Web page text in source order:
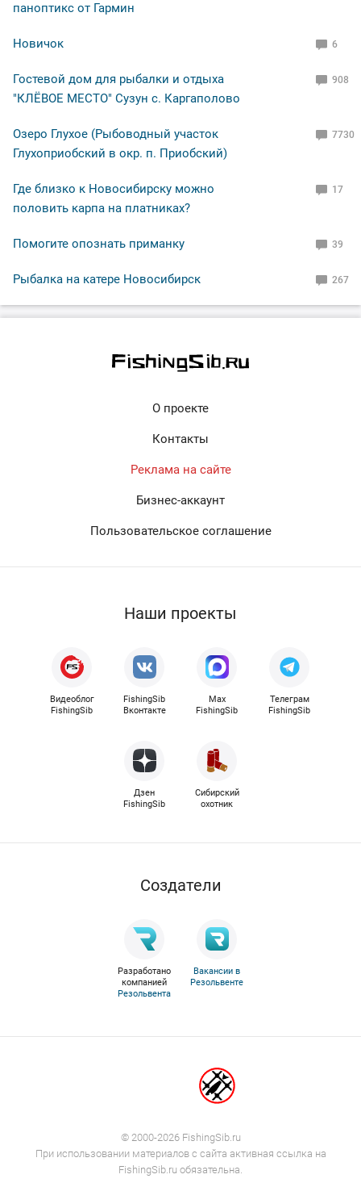
паноптикс от Гармин
Новичок 6
Гостевой дом для рыбалки и отдыха
"КЛЁВОЕ МЕСТО" Сузун с. Каргаполово
908
Озеро Глухое (Рыбоводный участок
Глухоприобский в окр. п. Приобский)
7730
Где близко к Новосибирску можно
половить карпа на платниках?
17
Помогите опознать приманку 39
Рыбалка на катере Новосибирск 267
О проекте
Контакты
Реклама на сайте
Бизнес-аккаунт
Пользовательское соглашение
Наши проекты
Видеоблог
FishingSib
FishingSib
Вконтакте
Max
FishingSib
Телеграм
FishingSib
Дзен
FishingSib
Сибирский
охотник
Cоздатели
Разработано
компанией
Резольвента
Вакансии в
Резольвенте
© 2000-2026 FishingSib.ru
При использовании материалов с сайта активная ссылка на
FishingSib.ru обязательна.